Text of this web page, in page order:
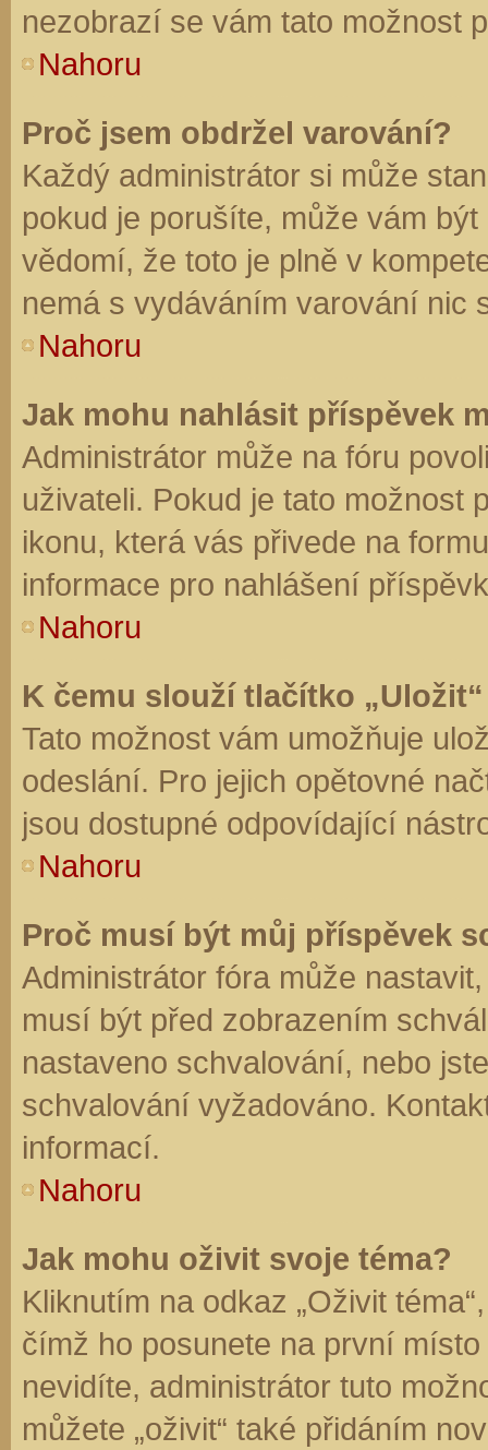
nezobrazí se vám tato možnost
Nahoru
Proč jsem obdržel varování?
Každý administrátor si může
pokud je porušíte, může vám
vědomí, že toto je plně v
nemá s vydáváním varování nic
Nahoru
Jak mohu nahlásit příspěvek
Administrátor může na fóru
uživateli. Pokud je tato možnost
ikonu, která vás přivede na
informace pro nahlášení
Nahoru
K čemu slouží tlačítko
Tato možnost vám umožňuje
odeslání. Pro jejich opětovné
jsou dostupné odpovídající
Nahoru
Proč musí být můj příspěvek
Administrátor fóra může
musí být před zobrazením
nastaveno schvalování, nebo
schvalování vyžadováno.
informací.
Nahoru
Jak mohu oživit svoje téma?
Kliknutím na odkaz „Oživit
čímž ho posunete na první
nevidíte, administrátor tuto
můžete „oživit“ také přidáním